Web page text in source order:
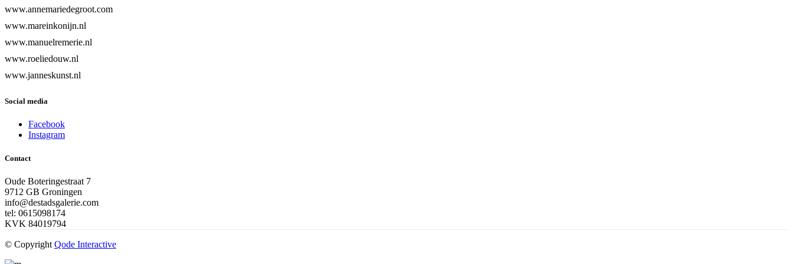
www.annemariedegroot.com
www.mareinkonijn.nl
www.manuelremerie.nl
www.roeliedouw.nl
www.janneskunst.nl
Social media
Facebook
Instagram
Contact
Oude Boteringestraat 7
9712 GB Groningen
info@destadsgalerie.com
tel: 0615098174
KVK 84019794
© Copyright Qode Interactive